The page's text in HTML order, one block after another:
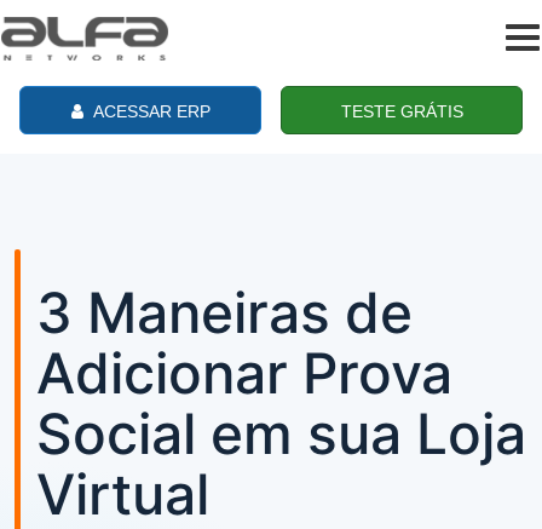
ACESSAR ERP TESTE GRÁTIS
3 Maneiras de
Adicionar Prova
Social em sua Loja
Virtual